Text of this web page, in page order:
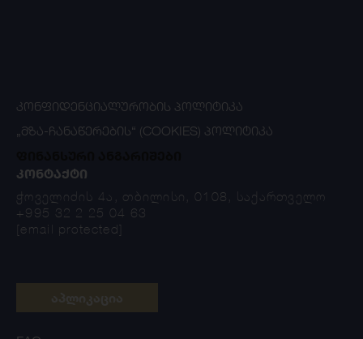
ᲙᲝᲜᲤᲘᲓᲔᲜᲪᲘᲐᲚᲣᲠᲝᲑᲘᲡ ᲞᲝᲚᲘᲢᲘᲙᲐ
„ᲛᲖᲐ-ᲩᲐᲜᲐᲬᲔᲠᲔᲑᲘᲡ“ (COOKIES) ᲞᲝᲚᲘᲢᲘᲙᲐ
ᲙᲝᲜᲢᲐᲥᲢᲘ
ჭოველიძის 4ა, თბილისი, 0108, საქართველო
+995 32 2 25 04 63
[email protected]